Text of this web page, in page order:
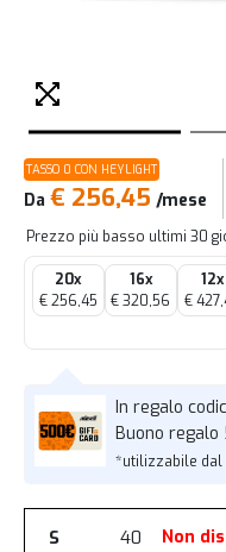
TASSO 0 CON HEYLIGHT
Da € 256,45 /mese
Prezzo più basso ultimi 30
20x
€ 256,45
16x
€ 320,56
12x
€
In regalo
Buono regalo
*utilizzabile dal
S 40 Non